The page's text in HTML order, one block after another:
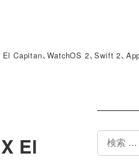
El Capitan、WatchOS 2、Swift 2、
El
索